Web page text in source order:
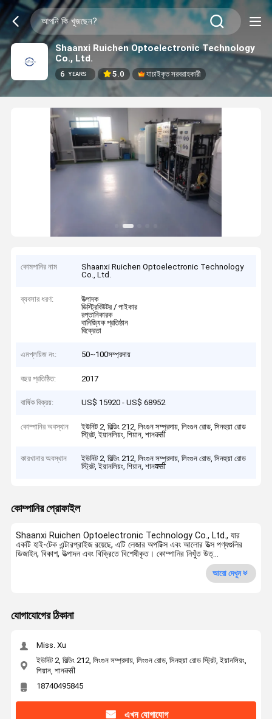
Shaanxi Ruichen Optoelectronic Technology
Co., Ltd.
6 YEARS 5.0 যাচাইকৃত সরবরাহকারী
কোমপানির নাম
Shaanxi Ruichen Optoelectronic Technology
Co., Ltd.
ব্যবসার ধরণ:
উত্পাদক
ডিস্ট্রিবিউটর / পাইকার
রপ্তানিকারক
বানিজ্যিক প্রতিষ্ঠান
বিক্রেতা
এমপ্লয়িজ নং: 50~100সম্প্রদায়
বছর প্রতিষ্ঠিত: 2017
বার্ষিক বিক্রয়: US$ 15920 - US$ 68952
কোম্পানির অবস্থান
ইউনিট 2, বিল্ডিং 212, লিংগুন সম্প্রদায়, লিংগুন রোড, সিনহুয়া রোড
স্ট্রিট, ইয়ানলিয়ং, শিয়ান, শানक्सी
কারখানার অবস্থান
ইউনিট 2, বিল্ডিং 212, লিংগুন সম্প্রদায়, লিংগুন রোড, সিনহুয়া রোড
স্ট্রিট, ইয়ানলিয়ং, শিয়ান, শানक्सी
কোম্পানির প্রোফাইল
Shaanxi Ruichen Optoelectronic Technology Co., Ltd., যার
একটি হাই-টেক এন্টারপ্রাইজ রয়েছে, এটি লেজার অপটিক্স এবং আলোর উত্স পণ্যগুলির
ডিজাইন, বিকাশ, উত্পাদন এবং বিক্রিতে বিশেষীকৃত। কোম্পানির নিখুঁত উত্...
আরো দেখুন
যোগাযোগের ঠিকানা
Miss. Xu
ইউনিট 2, বিল্ডিং 212, লিংগুন সম্প্রদায়, লিংগুন রোড, সিনহুয়া রোড স্ট্রিট, ইয়ানলিয়ং,
শিয়ান, শানक्सी
18740495845
এখন যোগাযোগ